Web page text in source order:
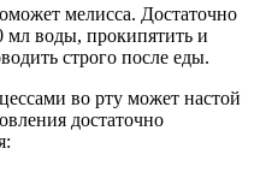
мелисса. Достаточно
мл воды, прокипятить и
строго после еды.
во рту может настой
достаточно